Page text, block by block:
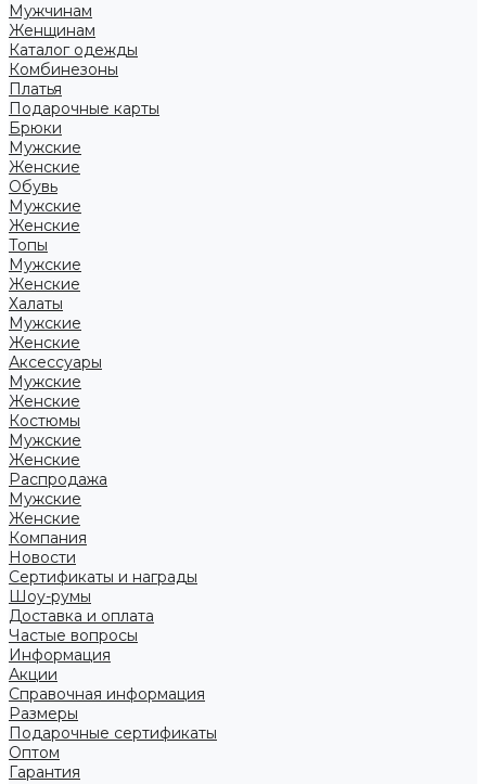
Мужчинам
Женщинам
Каталог одежды
Комбинезоны
Платья
Подарочные карты
Брюки
Мужские
Женские
Обувь
Мужские
Женские
Топы
Мужские
Женские
Халаты
Мужские
Женские
Аксессуары
Мужские
Женские
Костюмы
Мужские
Женские
Распродажа
Мужские
Женские
Компания
Новости
Сертификаты и награды
Шоу-румы
Доставка и оплата
Частые вопросы
Информация
Акции
Справочная информация
Размеры
Подарочные сертификаты
Оптом
Гарантия